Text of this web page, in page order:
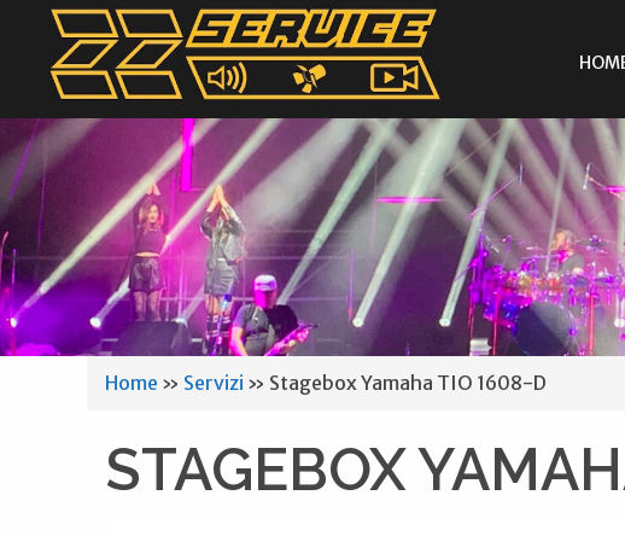
Home » Servizi » Stagebox Yamaha TIO 1608-D
STAGEBOX